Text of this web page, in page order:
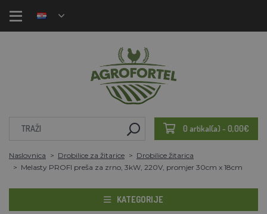
0 artikal(a) - 0,00€
Naslovnica Drobilice za žitarice
Drobilice žitarica
Melasty PROFI preša za zrno, 3kW, 220V, promjer 30cm x 18cm
KATEGORIJE